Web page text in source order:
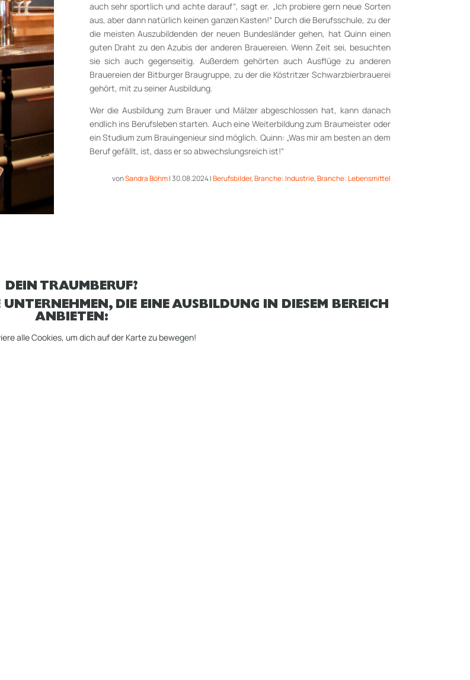
auch sehr sportlich und achte darauf“, sagt er. „Ich probiere gern neue Sorten
aus, aber dann natürlich keinen ganzen Kasten!“ Durch die Berufsschule, zu der
die meisten Auszubildenden der neuen Bundesländer gehen, hat Quinn einen
guten Draht zu den Azubis der anderen Brauereien. Wenn Zeit sei, besuchten
sie sich auch gegenseitig. Außerdem gehörten auch Ausflüge zu anderen
Brauereien der Bitburger Braugruppe, zu der die Köstritzer Schwarzbierbrauerei
gehört, mit zu seiner Ausbildung.
Wer die Ausbildung zum Brauer und Mälzer abgeschlossen hat, kann danach
endlich ins Berufsleben starten. Auch eine Weiterbildung zum Braumeister oder
ein Studium zum Brauingenieur sind möglich. Quinn: „Was mir am besten an dem
Beruf gefällt, ist, dass er so abwechslungsreich ist!“
vonSandra Böhm|30.08.2024|Berufsbilder,Branche: Industrie,Branche: Lebensmittel
DEIN TRAUMBERUF?
UNTERNEHMEN, DIE EINE AUSBILDUNG IN DIESEM BEREICH
ANBIETEN:
alle Cookies, um dich auf der Karte zu bewegen!